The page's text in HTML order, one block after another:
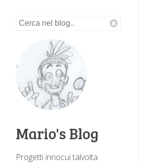
Mario's Blog
Progetti innocui talvolta